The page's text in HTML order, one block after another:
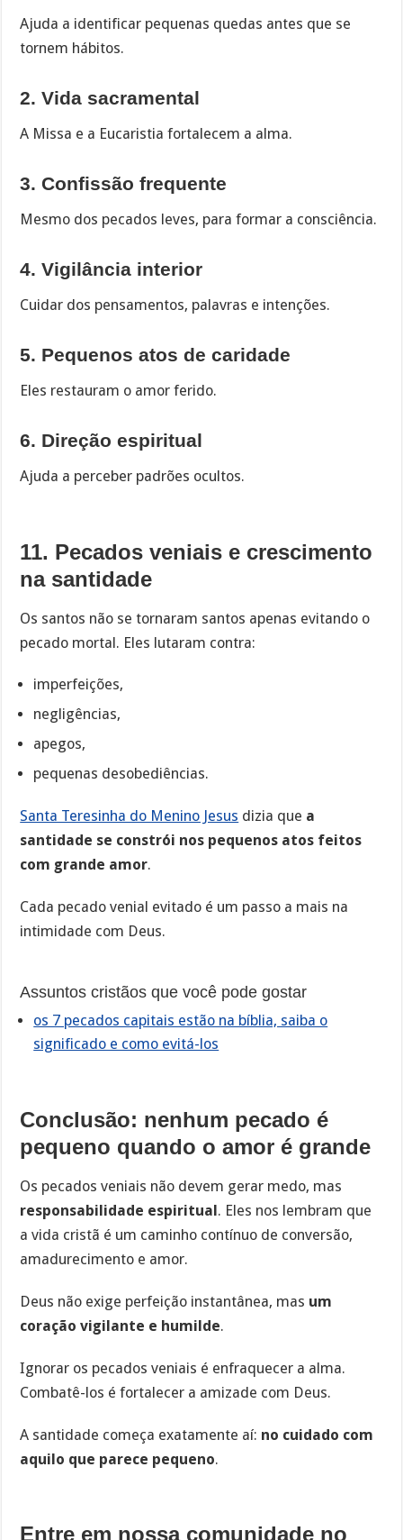
Ajuda a identificar pequenas quedas antes que se
tornem hábitos.
2. Vida sacramental
A Missa e a Eucaristia fortalecem a alma.
3. Confissão frequente
Mesmo dos pecados leves, para formar a consciência.
4. Vigilância interior
Cuidar dos pensamentos, palavras e intenções.
5. Pequenos atos de caridade
Eles restauram o amor ferido.
6. Direção espiritual
Ajuda a perceber padrões ocultos.
11. Pecados veniais e crescimento
na santidade
Os santos não se tornaram santos apenas evitando o
pecado mortal. Eles lutaram contra:
imperfeições,
negligências,
apegos,
pequenas desobediências.
Santa Teresinha do Menino Jesus dizia que a
santidade se constrói nos pequenos atos feitos
com grande amor.
Cada pecado venial evitado é um passo a mais na
intimidade com Deus.
Assuntos cristãos que você pode gostar
os 7 pecados capitais estão na bíblia, saiba o
significado e como evitá-los
Conclusão: nenhum pecado é
pequeno quando o amor é grande
Os pecados veniais não devem gerar medo, mas
responsabilidade espiritual . Eles nos lembram que
a vida cristã é um caminho contínuo de conversão,
amadurecimento e amor.
Deus não exige perfeição instantânea, mas um
coração vigilante e humilde.
Ignorar os pecados veniais é enfraquecer a alma.
Combatê-los é fortalecer a amizade com Deus.
A santidade começa exatamente aí: no cuidado com
aquilo que parece pequeno.
Entre em nossa comunidade no